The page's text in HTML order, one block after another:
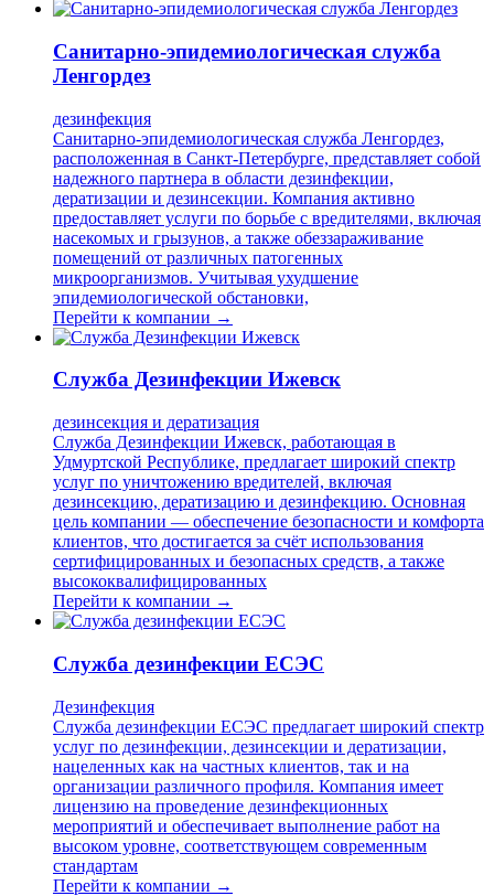
Санитарно-эпидемиологическая служба
Ленгордез
дезинфекция
Санитарно-эпидемиологическая служба Ленгордез,
расположенная в Санкт-Петербурге, представляет собой
надежного партнера в области дезинфекции,
дератизации и дезинсекции. Компания активно
предоставляет услуги по борьбе с вредителями, включая
насекомых и грызунов, а также обеззараживание
помещений от различных патогенных
микроорганизмов. Учитывая ухудшение
эпидемиологической обстановки,
Перейти к компании →
Служба Дезинфекции Ижевск
дезинсекция и дератизация
Служба Дезинфекции Ижевск, работающая в
Удмуртской Республике, предлагает широкий спектр
услуг по уничтожению вредителей, включая
дезинсекцию, дератизацию и дезинфекцию. Основная
цель компании — обеспечение безопасности и комфорта
клиентов, что достигается за счёт использования
сертифицированных и безопасных средств, а также
высококвалифицированных
Перейти к компании →
Служба дезинфекции ЕСЭС
Дезинфекция
Служба дезинфекции ЕСЭС предлагает широкий спектр
услуг по дезинфекции, дезинсекции и дератизации,
нацеленных как на частных клиентов, так и на
организации различного профиля. Компания имеет
лицензию на проведение дезинфекционных
мероприятий и обеспечивает выполнение работ на
высоком уровне, соответствующем современным
стандартам
Перейти к компании →